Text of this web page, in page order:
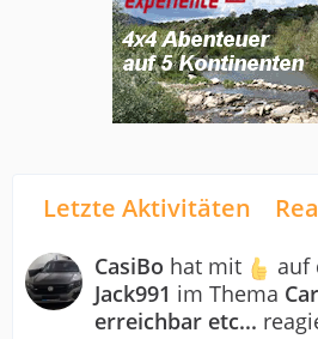
Letzte Aktivitäten
CasiBo hat mit
auf
Jack991 im Thema
erreichbar etc...